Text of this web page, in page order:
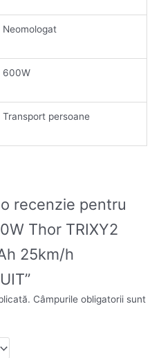
Neomologat
600W
Transport persoane
recenzie pentru
Thor TRIXY2
25km/h
Câmpurile obligatorii sunt